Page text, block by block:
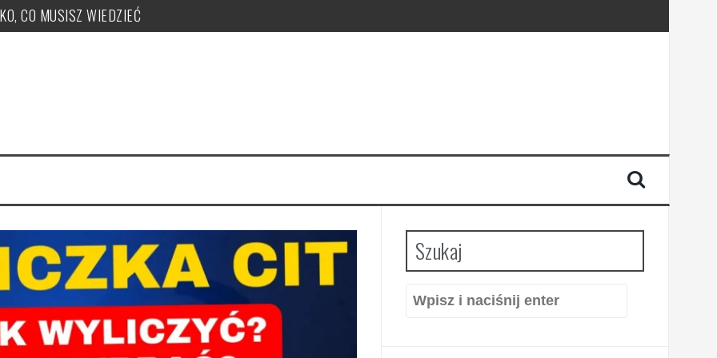
CO MUSISZ WIEDZIEĆ
musisz wiedzieć! PUŁAPKI!
jak je nadawać?
ryczałt w tym roku?
Szukaj
Szukaj: